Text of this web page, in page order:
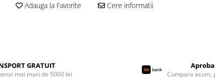
Adauga la Favorite Cere informatii
GRATUIT
mai mari de 5000 lei Cumpara acum,